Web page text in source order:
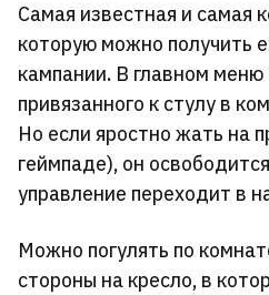
Самая известная и самая
которую можно получить
кампании. В главном
привязанного к стулу в
Но если яростно жать на
геймпаде), он
управление переходит в
Можно погулять по
стороны на кресло, в